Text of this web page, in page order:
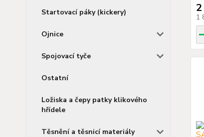
Startovací páky (kickery)
Ojnice
Spojovací tyče
Ostatní
Ložiska a čepy patky klikového
hřídele
Těsnění a těsnicí materiály
1